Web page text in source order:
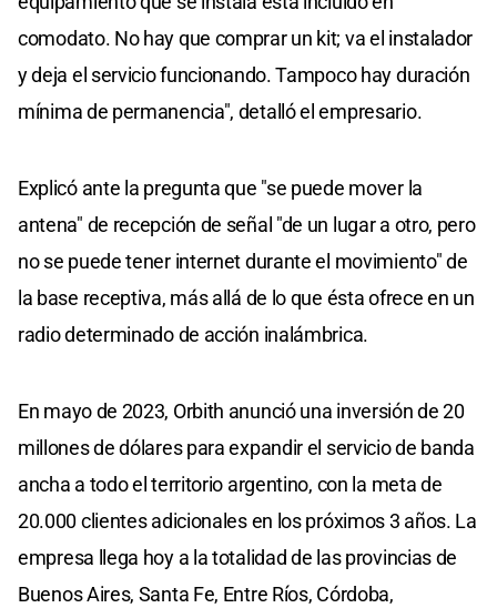
comodato. No hay que comprar un kit; va el instalador
y deja el servicio funcionando. Tampoco hay duración
mínima de permanencia", detalló el empresario.
Explicó ante la pregunta que "se puede mover la
antena" de recepción de señal "de un lugar a otro, pero
no se puede tener internet durante el movimiento" de
la base receptiva, más allá de lo que ésta ofrece en un
radio determinado de acción inalámbrica.
En mayo de 2023, Orbith anunció una inversión de 20
millones de dólares para expandir el servicio de banda
ancha a todo el territorio argentino, con la meta de
20.000 clientes adicionales en los próximos 3 años. La
empresa llega hoy a la totalidad de las provincias de
Buenos Aires, Santa Fe, Entre Ríos, Córdoba,